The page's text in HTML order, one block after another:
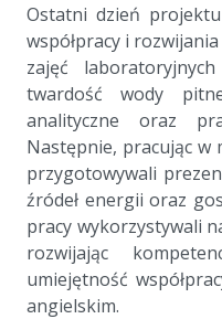
Ostatni dzień
współpracy i
zajęć
twardość wody
analityczne oraz
Następnie, pracując w
przygotowywali
źródeł energii oraz
pracy wykorzystywali
rozwijając
umiejętność
angielskim.